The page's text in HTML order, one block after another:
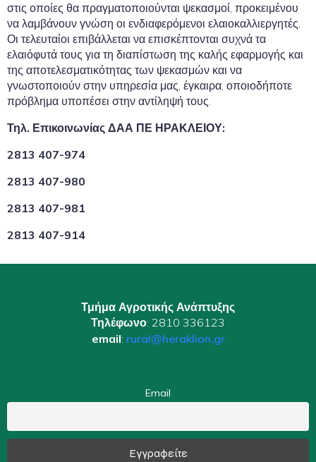
στις οποίες θα πραγματοποιούνται ψεκασμοί, προκειμένου
να λαμβάνουν γνώση οι ενδιαφερόμενοι ελαιοκαλλιεργητές.
Οι τελευταίοι επιβάλλεται να επισκέπτονται συχνά τα
ελαιόφυτά τους για τη διαπίστωση της καλής εφαρμογής και
της αποτελεσματικότητας των ψεκασμών και να
γνωστοποιούν στην υπηρεσία μας, έγκαιρα, οποιοδήποτε
πρόβλημα υποπέσει στην αντίληψή τους.
Τηλ. Επικοινωνίας ΔΑΑ ΠΕ ΗΡΑΚΛΕΙΟΥ:
2813 407-974
2813 407-980
2813 407-981
2813 407-914
Τμήμα Αγροτικής Ανάπτυξης
Τηλέφωνο: 2810 336123
email: rural@heraklion.gr
Email